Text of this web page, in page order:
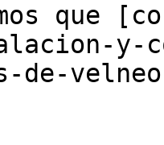
que
y-
de-